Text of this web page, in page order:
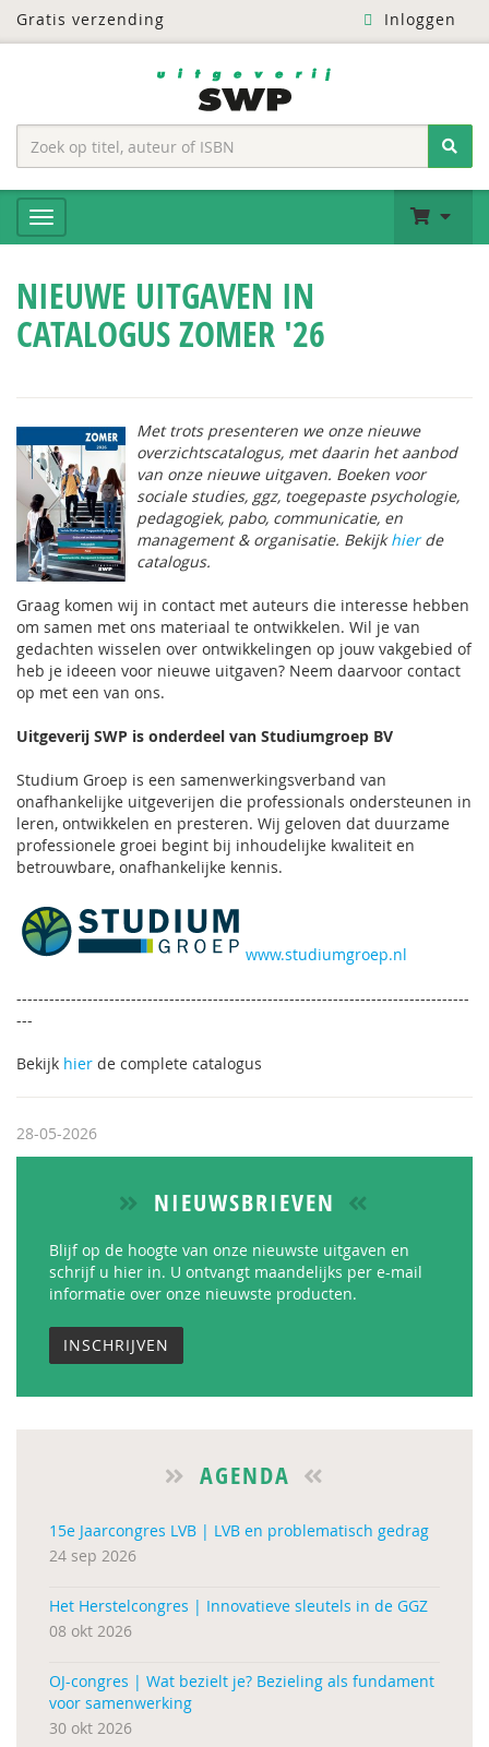
Gratis verzending Inloggen
NIEUWE UITGAVEN IN
CATALOGUS ZOMER '26
Met trots presenteren we onze nieuwe
overzichtscatalogus, met daarin het aanbod
van onze nieuwe uitgaven. Boeken voor
sociale studies, ggz, toegepaste psychologie,
pedagogiek, pabo, communicatie, en
management & organisatie. Bekijkhierde
catalogus.
Graag komen wij in contact met auteurs die interesse hebben
om samen met ons materiaal te ontwikkelen. Wil je van
gedachten wisselen over ontwikkelingen op jouw vakgebied of
heb je ideeen voor nieuwe uitgaven? Neem daarvoor contact
op met een van ons.
Uitgeverij SWP is onderdeel van Studiumgroep BV
Studium Groep is een samenwerkingsverband van
onafhankelijke uitgeverijen die professionals ondersteunen in
leren, ontwikkelen en presteren. Wij geloven dat duurzame
professionele groei begint bij inhoudelijke kwaliteit en
betrouwbare, onafhankelijke kennis.
www.studiumgroep.nl
-----------------------------------------------------------------------------------
---
Bekijk hier de complete catalogus
28-05-2026
NIEUWSBRIEVEN
Blijf op de hoogte van onze nieuwste uitgaven en
schrijf u hier in. U ontvangt maandelijks per e-mail
informatie over onze nieuwste producten.
INSCHRIJVEN
AGENDA
15e Jaarcongres LVB | LVB en problematisch gedrag
24 sep 2026
Het Herstelcongres | Innovatieve sleutels in de GGZ
08 okt 2026
OJ-congres | Wat bezielt je? Bezieling als fundament
voor samenwerking
30 okt 2026